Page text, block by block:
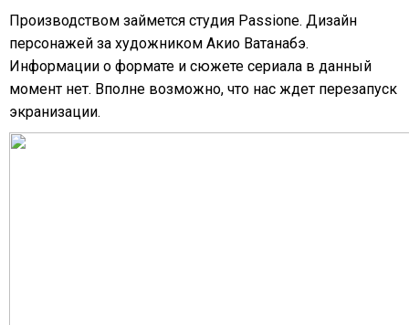
Производством займется студия Passione. Дизайн
персонажей за художником Акио Ватанабэ.
Информации о формате и сюжете сериала в данный
момент нет. Вполне возможно, что нас ждет перезапуск
экранизации.